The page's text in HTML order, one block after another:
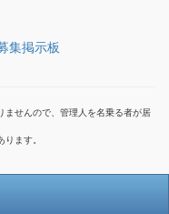
集掲示板
せんので、管理人を名乗る者が居
ます。